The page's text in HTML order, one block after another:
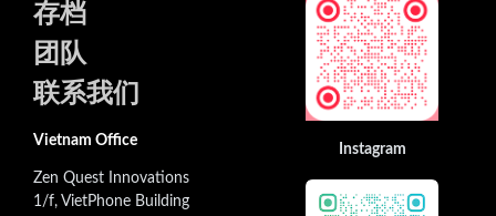
存档
团队
联系我们
Vietnam Office
Zen Quest Innovations
1/f, VietPhone Building
Instagram